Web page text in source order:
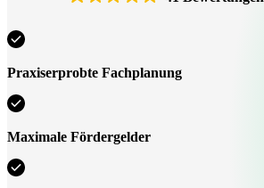
Praxiserprobte Fachplanung
Maximale Fördergelder